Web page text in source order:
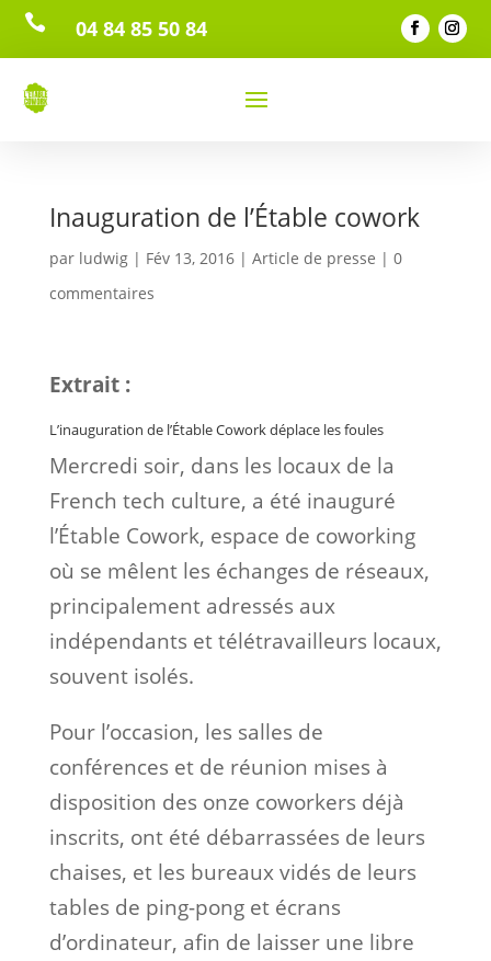
 04 84 85 50 84
Inauguration de l’Étable cowork
par ludwig| Fév 13, 2016| Article de presse | 0
commentaires
Extrait :
L’inauguration de l’Étable Cowork déplace les foules
Mercredi soir, dans les locaux de la
French tech culture, a été inauguré
l’Étable Cowork, espace de coworking
où se mêlent les échanges de réseaux,
principalement adressés aux
indépendants et télétravailleurs locaux,
souvent isolés.
Pour l’occasion, les salles de
conférences et de réunion mises à
disposition des onze coworkers déjà
inscrits, ont été débarrassées de leurs
chaises, et les bureaux vidés de leurs
tables de ping-pong et écrans
d’ordinateur, afin de laisser une libre